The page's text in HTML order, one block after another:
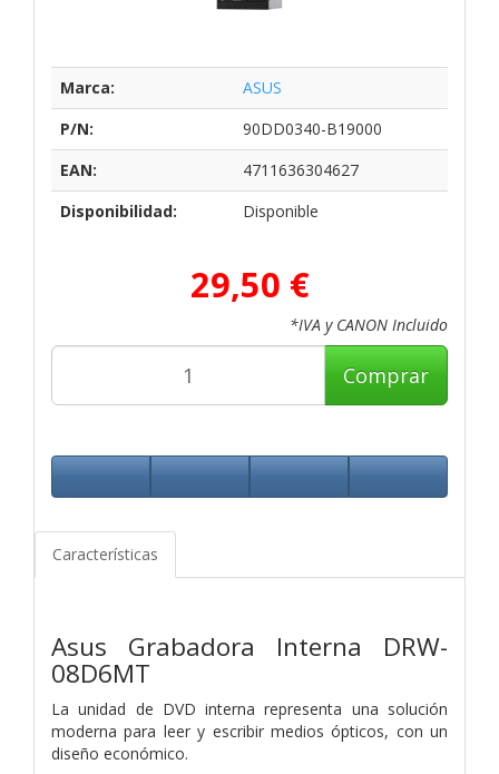
Marca:
ASUS
P/N:
90DD0340-B19000
EAN:
4711636304627
Disponibilidad:
Disponible
29,50 €
*IVA y CANON Incluido
Comprar
Características
Asus Grabadora Interna DRW-
08D6MT
La unidad de DVD interna representa una solución
moderna para leer y escribir medios ópticos, con un
diseño económico.